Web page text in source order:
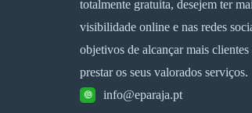
totalmente gratuita, desejem ter
visibilidade online e nas redes
objetivos de alcançar mais clientes
prestar os seus valorados serviços.
info@eparaja.pt